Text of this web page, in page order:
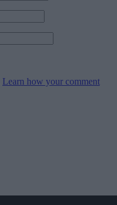
Learn how your comment